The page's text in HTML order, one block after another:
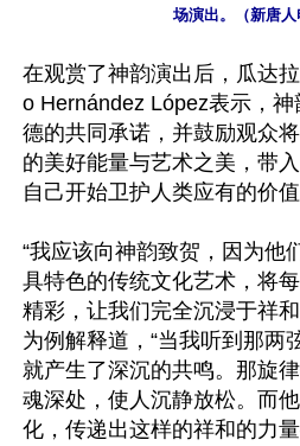
场演出。（新唐人
在观赏了神韵演出后，瓜达
o Hernández López表示，
德的共同承诺，并鼓励观众
的美好能量与艺术之美，带
自己开始卫护人类应有的价值
“我应该向神韵致贺，因为他
具特色的传统文化艺术，将
精彩，让我们完全沉浸于祥
为例解释道，“当我听到那两
就产生了深沉的共鸣。那旋
魂深处，使人沉静放松。而
化，传递出这样的祥和的力